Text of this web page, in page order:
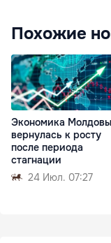
Похожие
Экономика Молдовы
вернулась к росту
после периода
стагнации
24 Июл. 07:27